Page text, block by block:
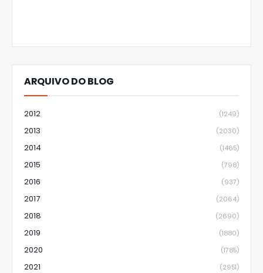
ARQUIVO DO BLOG
2012 (1249)
2013 (2030)
2014 (1465)
2015 (798)
2016 (937)
2017 (2064)
2018 (2690)
2019 (1880)
2020 (1785)
2021 (2951)